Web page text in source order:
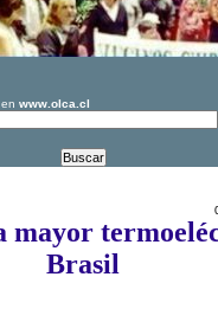
en www.olca.cl
mayor
Brasil